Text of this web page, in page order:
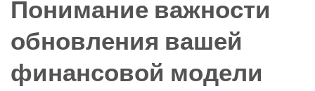
Понимание важности
обновления вашей
финансовой модели